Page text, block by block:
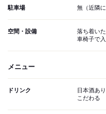
駐車場 無（近隣
空間・設備
落ち着い
車椅子で
メニュー
ドリンク
日本酒あ
こだわる